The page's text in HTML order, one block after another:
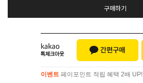
구매하기
이벤트 페이포인트 적립 혜택 2배 UP!